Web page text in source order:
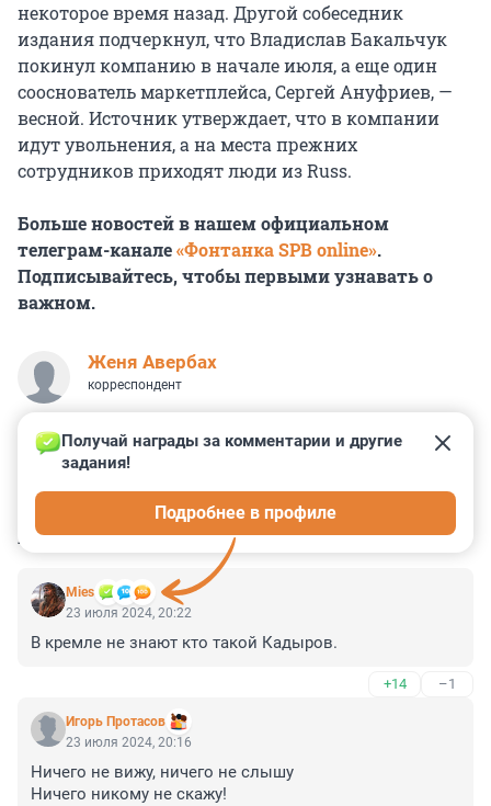
некоторое время назад. Другой собеседник
издания подчеркнул, что Владислав Бакальчук
покинул компанию в начале июля, а еще один
сооснователь маркетплейса, Сергей Ануфриев, —
весной. Источник утверждает, что в компании
идут увольнения, а на места прежних
сотрудников приходят люди из Russ.
Больше новостей в нашем официальном
телеграм-канале«Фонтанка SPB online».
Подписывайтесь, чтобы первыми узнавать о
важном.
Женя Авербах
корреспондент
КОММЕНТАРИИ 12
Mies
Получай награды за комментарии и другие
задания!
Подробнее в профиле
23 июля 2024, 20:22
В кремле не знают кто такой Кадыров.
+14 –1
Игорь Протасов
23 июля 2024, 20:16
Ничего не вижу, ничего не слышу
Ничего никому не скажу!